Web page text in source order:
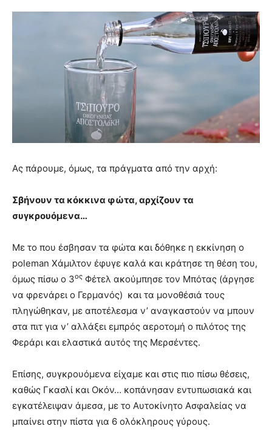
Ας πάρουμε, όμως, τα πράγματα από την αρχή:
Σβήνουν τα κόκκινα φώτα, αρχίζουν τα
συγκρουόμενα…
Με το που έσβησαν τα φώτα και δόθηκε η εκκίνηση o
poleman Χάμιλτον έφυγε καλά και κράτησε τη θέση του,
όμως πίσω ο 3ος Φέτελ ακούμπησε τον Μπότας (άργησε
να φρενάρει ο Γερμανός) και τα μονοθέσιά τους
πληγώθηκαν, με αποτέλεσμα ν’ αναγκαστούν να μπουν
στα πιτ για ν’ αλλάξει εμπρός αεροτομή ο πιλότος της
Φεράρι και ελαστικά αυτός της Μερσέντες.
Επίσης, συγκρουόμενα είχαμε και στις πιο πίσω θέσεις,
καθώς Γκασλί και Οκόν… κοπάνησαν εντυπωσιακά και
εγκατέλειψαν άμεσα, με το Αυτοκίνητο Ασφαλείας να
μπαίνει στην πίστα για 6 ολόκληρους γύρους.